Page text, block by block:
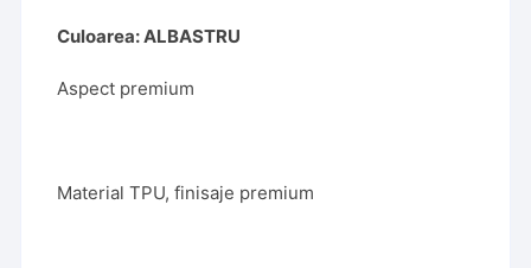
Culoarea: ALBASTRU
Aspect premium
Material TPU, finisaje premium